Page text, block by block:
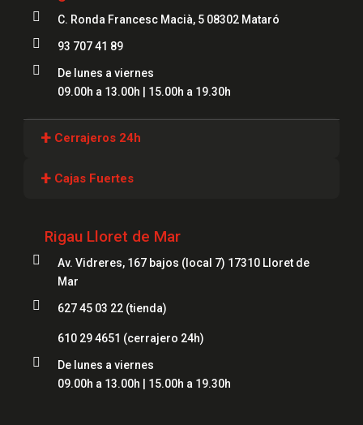
 C. Ronda Francesc Macià, 5 08302 Mataró
 93 707 41 89

De lunes a viernes
09.00h a 13.00h | 15.00h a 19.30h
+ Cerrajeros 24h
Cerrajeros Girona
Cerrajeros Figueres
Cerrajeros Mataró
Cerrajeros Platja d'Aro
+ Cajas Fuertes
Cajas Fuertes Blanes
Cajas Fuertes Figueres
Cajas Fuertes Lloret
Rigau Lloret de Mar

Av. Vidreres, 167 bajos (local 7) 17310 Lloret de
Mar
 627 45 03 22 (tienda)
610 29 4651 (cerrajero 24h)

De lunes a viernes
09.00h a 13.00h | 15.00h a 19.30h